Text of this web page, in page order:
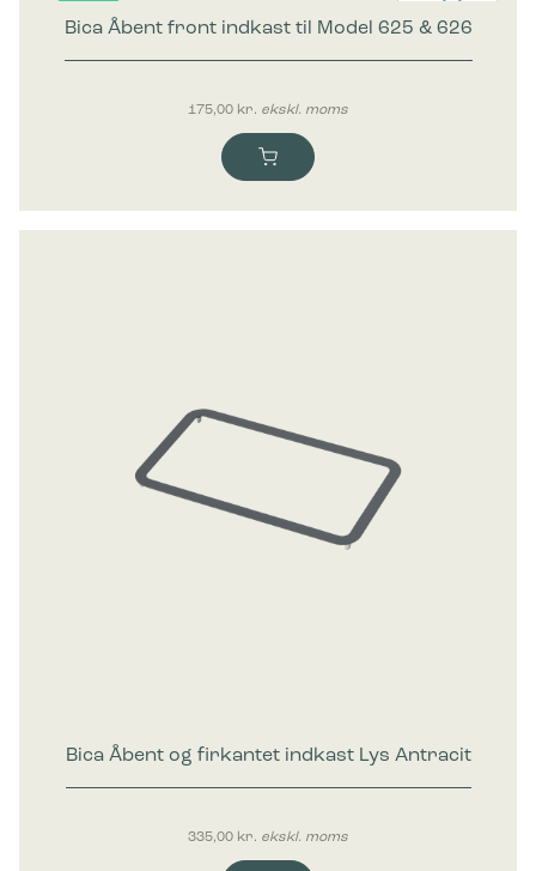
Bica Åbent front indkast til Model 625 & 626
175,00 kr. ekskl. moms
Bica Åbent og firkantet indkast Lys Antracit
335,00 kr. ekskl. moms